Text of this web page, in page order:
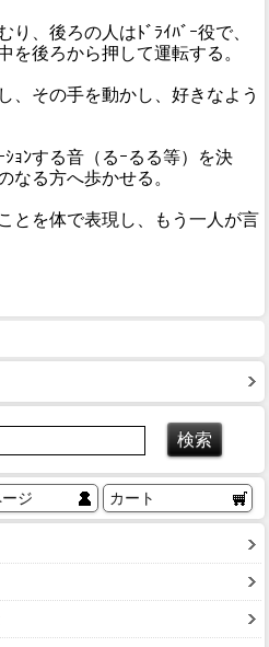
、後ろの人はﾄﾞﾗｲﾊﾞｰ役で、
を後ろから押して運転する。
その手を動かし、好きなよう
ｮﾝする音（るｰるる等）を決
なる方へ歩かせる。
とを体で表現し、もう一人が言
ジ カート